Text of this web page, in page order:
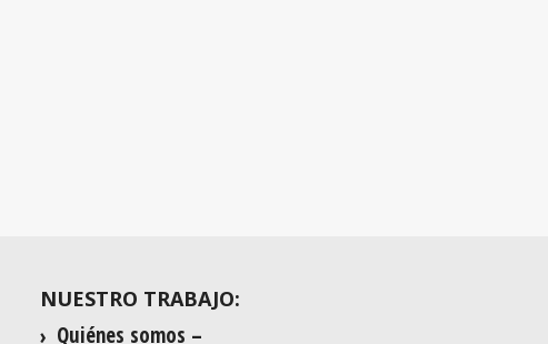
NUESTRO TRABAJO:
Quiénes somos –